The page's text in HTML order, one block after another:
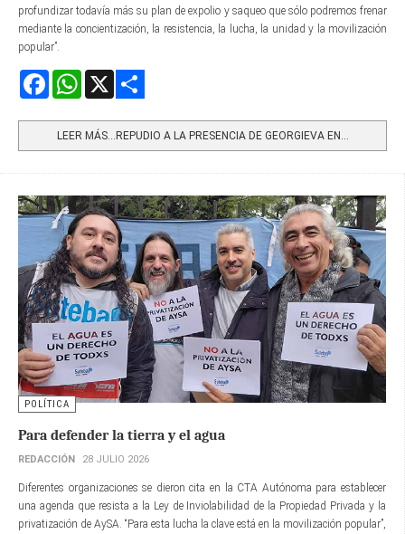
profundizar todavía más su plan de expolio y saqueo que sólo podremos frenar
mediante la concientización, la resistencia, la lucha, la unidad y la movilización
popular”.
FacebookWhatsApp
LEER MÁS…REPUDIO A LA PRESENCIA DE GEORGIEVA EN...
POLÍTICA
Para defender la tierra y el agua
REDACCIÓN 28 JULIO 2026
Diferentes organizaciones se dieron cita en la CTA Autónoma para establecer
una agenda que resista a la Ley de Inviolabilidad de la Propiedad Privada y la
privatización de AySA. “Para esta lucha la clave está en la movilización popular”,